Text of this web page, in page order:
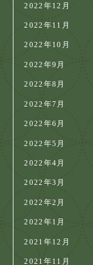
2022年12月
2022年11月
2022年10月
2022年9月
2022年8月
2022年7月
2022年6月
2022年5月
2022年4月
2022年3月
2022年2月
2022年1月
2021年12月
2021年11月